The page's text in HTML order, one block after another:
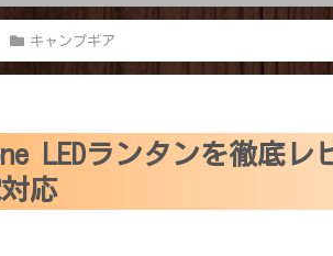
キャンプギア
LEDランタンを徹底
応